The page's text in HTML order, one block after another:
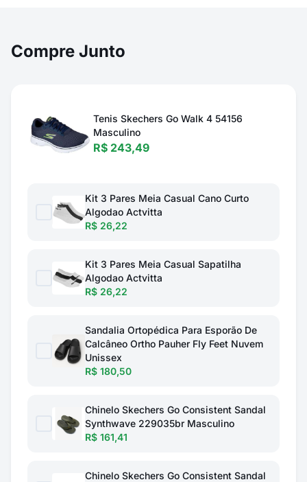
Compre Junto
Tenis Skechers Go Walk 4 54156
Masculino
R$ 243,49
Kit 3 Pares Meia Casual Cano Curto
Algodao Actvitta
R$ 26,22
Kit 3 Pares Meia Casual Sapatilha
Algodao Actvitta
R$ 26,22
Sandalia Ortopédica Para Esporão De
Calcâneo Ortho Pauher Fly Feet Nuvem
Unissex
R$ 180,50
Chinelo Skechers Go Consistent Sandal
Synthwave 229035br Masculino
R$ 161,41
Chinelo Skechers Go Consistent Sandal